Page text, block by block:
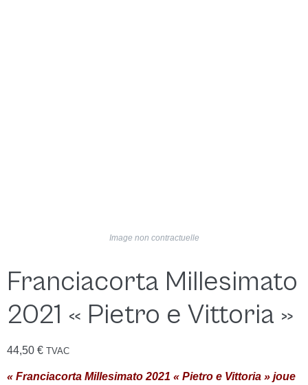
Image non contractuelle
Franciacorta Millesimato
2021 « Pietro e Vittoria »
44,50 € TVAC
« Franciacorta Millesimato 2021 « Pietro e Vittoria » joue